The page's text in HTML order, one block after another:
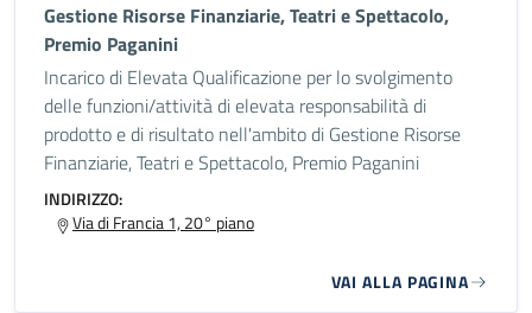
Gestione Risorse Finanziarie, Teatri e Spettacolo,
Premio Paganini
Incarico di Elevata Qualificazione per lo svolgimento
delle funzioni/attività di elevata responsabilità di
prodotto e di risultato nell'ambito di Gestione Risorse
Finanziarie, Teatri e Spettacolo, Premio Paganini
INDIRIZZO:
Via di Francia 1, 20° piano
VAI ALLA PAGINA